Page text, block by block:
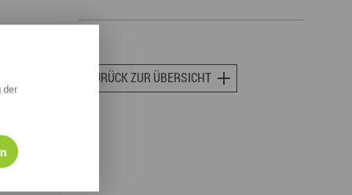
Erzgebirge
ZURÜCK ZUR ÜBERSICHT
der